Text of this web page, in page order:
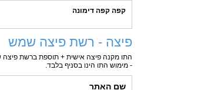
קפה קפה דימונה
פיצה - רשת פיצה שמש
התו מקנה פיצה אישית + תוספת ברשת
- מימוש התו הינו בסניף בלבד.
שם האתר